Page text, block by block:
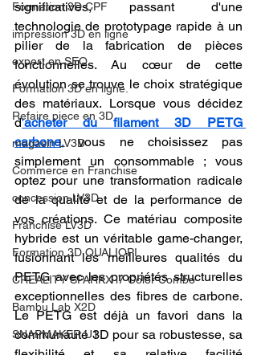
Formation 3D CPF
impression 3D en ligne
expert en SEO
Formation 3D en ligne.
Refaire piece en 3D
magasin LV3D
Commerce en Franchise
concession LV3D
Franchise LV3D
Formation 3D QUALIOPI
CREALITY SPARKX i7 Color Combo
Bambu Lab X2D
SNAPMAKER U1
significatives, passant d'une
technologie de prototypage rapide à un
pilier de la fabrication de pièces
fonctionnelles. Au cœur de cette
évolution se trouve le choix stratégique
des matériaux. Lorsque vous décidez
d'acheter du filament 3D PETG
carbone, vous ne choisissez pas
simplement un consommable ; vous
optez pour une transformation radicale
de la qualité et de la performance de
vos créations. Ce matériau composite
hybride est un véritable game-changer,
fusionnant les meilleures qualités du
PETG avec les propriétés structurelles
exceptionnelles des fibres de carbone.
Le PETG est déjà un favori dans la
communauté 3D pour sa robustesse, sa